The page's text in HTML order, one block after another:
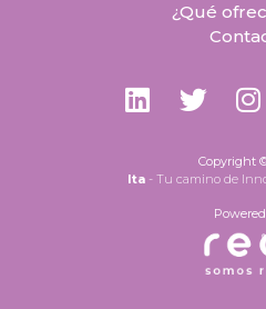
¿Qué
L
i
e
T
w
t
t
I
n
t
a
g
r
a
Copyright
Ita- Tu camino de